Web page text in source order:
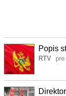
Popis
RTV